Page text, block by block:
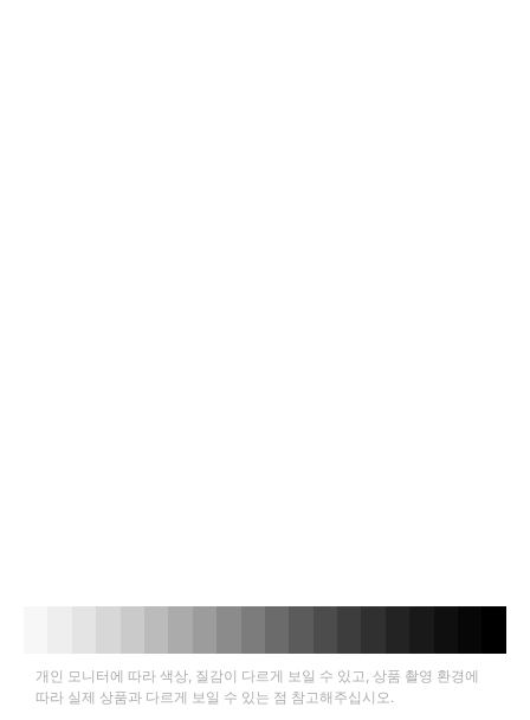
개인 모니터에 따라 색상, 질감이 다르게 보일 수 있고, 상품 촬영 환경에
따라 실제 상품과 다르게 보일 수 있는 점 참고해주십시오.